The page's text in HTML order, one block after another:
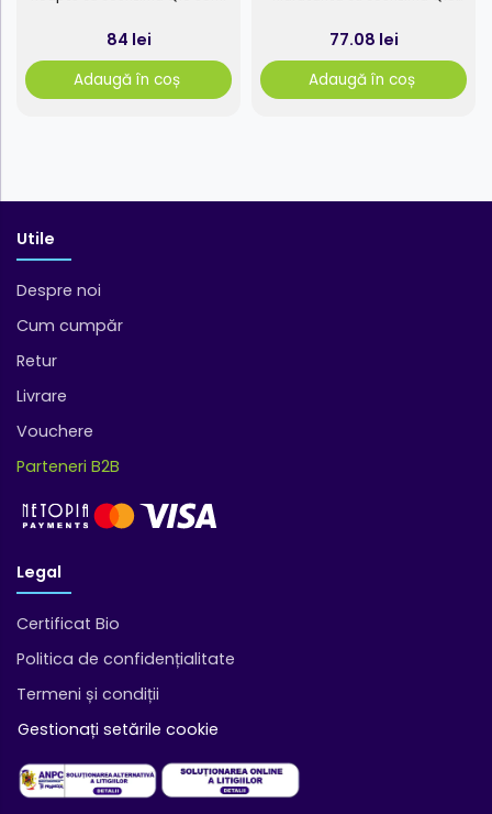
84 lei
Adaugă în coș
77.08 lei
Adaugă în coș
Utile
Despre noi
Cum cumpăr
Retur
Livrare
Vouchere
Parteneri B2B
Legal
Certificat Bio
Politica de confidențialitate
Termeni și condiții
Gestionați setările cookie